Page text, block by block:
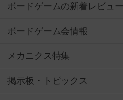
ボードゲームの新着レビュー
ボードゲーム会情報
メカニクス特集
掲示板・トピックス